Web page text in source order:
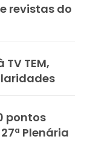
revistas do
TEM,
pontos
Plenária